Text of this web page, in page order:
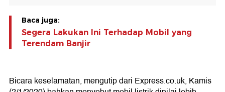
Baca juga:
Segera Lakukan Ini Terhadap Mobil yang
Terendam Banjir
Bicara keselamatan, mengutip dari Express.co.uk, Kamis